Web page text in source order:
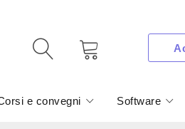
e convegni Software